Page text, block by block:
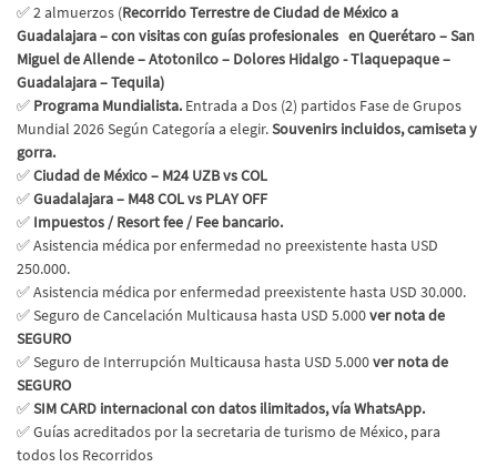
✅ 2 almuerzos (Recorrido Terrestre de Ciudad de México a
Guadalajara– con visitas con guías profesionales en Querétaro – San
Miguel de Allende – Atotonilco – Dolores Hidalgo - Tlaquepaque –
Guadalajara – Tequila)
✅ Programa Mundialista. Entrada a Dos (2) partidos Fase de Grupos
Mundial 2026 Según Categoría a elegir.Souvenirs incluidos, camiseta y
gorra.
✅Ciudad de México – M24 UZB vs COL
✅Guadalajara – M48 COL vs PLAY OFF
✅ Impuestos / Resort fee / Fee bancario.
✅ Asistencia médica por enfermedad no preexistente hasta USD
250.000.
✅ Asistencia médica por enfermedad preexistente hasta USD 30.000.
✅ Seguro de Cancelación Multicausa hasta USD 5.000ver nota de
SEGURO
✅ Seguro de Interrupción Multicausa hasta USD 5.000ver nota de
SEGURO
✅SIM CARD internacional con datos ilimitados, vía WhatsApp.
✅ Guías acreditados por la secretaria de turismo de México, para
todos los Recorridos